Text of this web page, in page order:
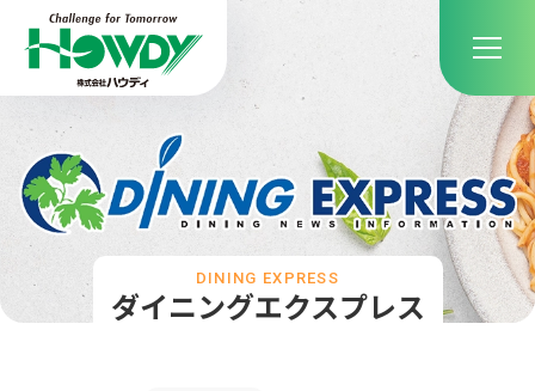
ダイニングエクスプレス
DINING EXPRESS